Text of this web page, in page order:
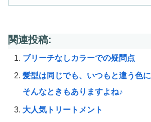
関連投稿:
ブリーチなしカラーでの疑問点
髪型は同じでも、いつもと違う色
そんなときもありますよね♪
大人気トリートメント